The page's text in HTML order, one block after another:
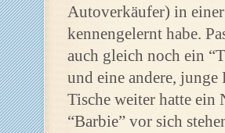
Autoverkäufer) in
kennengelernt habe.
auch gleich noch ein
und eine andere, junge
Tische weiter hatte
“Barbie” vor sich